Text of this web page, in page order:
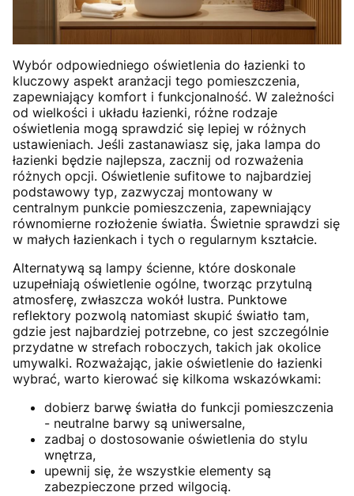
Wybór odpowiedniego oświetlenia do łazienki to
kluczowy aspekt aranżacji tego pomieszczenia,
zapewniający komfort i funkcjonalność. W zależności
od wielkości i układu łazienki, różne rodzaje
oświetlenia mogą sprawdzić się lepiej w różnych
ustawieniach. Jeśli zastanawiasz się, jaka lampa do
łazienki będzie najlepsza, zacznij od rozważenia
różnych opcji. Oświetlenie sufitowe to najbardziej
podstawowy typ, zazwyczaj montowany w
centralnym punkcie pomieszczenia, zapewniający
równomierne rozłożenie światła. Świetnie sprawdzi się
w małych łazienkach i tych o regularnym kształcie.
Alternatywą są lampy ścienne, które doskonale
uzupełniają oświetlenie ogólne, tworząc przytulną
atmosferę, zwłaszcza wokół lustra. Punktowe
reflektory pozwolą natomiast skupić światło tam,
gdzie jest najbardziej potrzebne, co jest szczególnie
przydatne w strefach roboczych, takich jak okolice
umywalki. Rozważając, jakie oświetlenie do łazienki
wybrać, warto kierować się kilkoma wskazówkami:
dobierz barwę światła do funkcji pomieszczenia
- neutralne barwy są uniwersalne,
zadbaj o dostosowanie oświetlenia do stylu
wnętrza,
upewnij się, że wszystkie elementy są
zabezpieczone przed wilgocią.